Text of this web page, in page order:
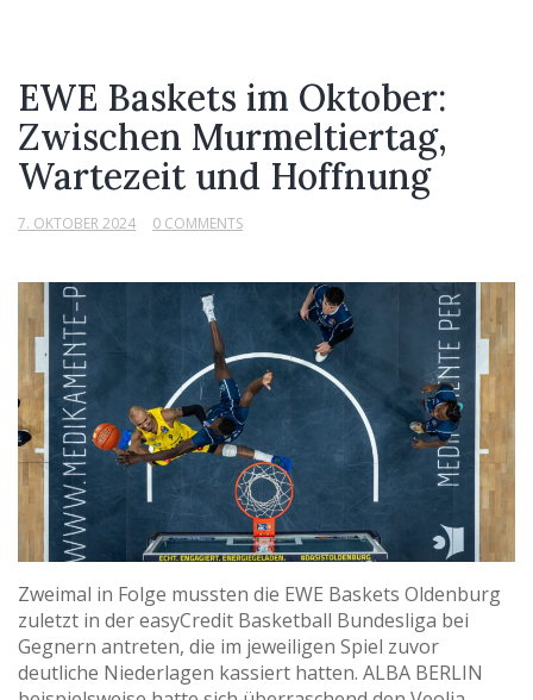
EWE Baskets im Oktober:
Zwischen Murmeltiertag,
Wartezeit und Hoffnung
7. OKTOBER 2024 0 COMMENTS
Zweimal in Folge mussten die EWE Baskets Oldenburg
zuletzt in der easyCredit Basketball Bundesliga bei
Gegnern antreten, die im jeweiligen Spiel zuvor
deutliche Niederlagen kassiert hatten. ALBA BERLIN